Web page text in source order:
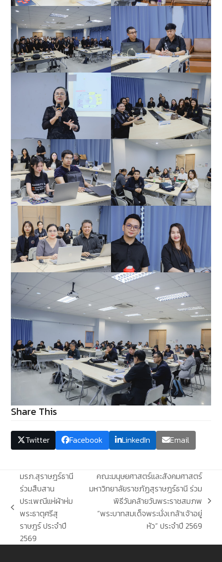
Share This
Twitter Facebook LinkedIn Email
previous
post:
มรภ.สุราษฎร์ธานี
ร่วมสืบสาน
ประเพณีแห่ผ้าห่ม
พระธาตุศรีสุ
ราษฎร์ ประจำปี
2569
post:
คณะมนุษยศาสตร์และสังคมศาสตร์
มหาวิทยาลัยราชภัฏสุราษฎร์ธานี ร่วม
พิธีวันคล้ายวันพระราชสมภพ
“พระบาทสมเด็จพระนั่งเกล้าเจ้าอยู่
หัว” ประจำปี 2569